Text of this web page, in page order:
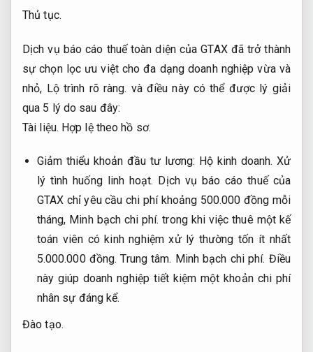
Thủ tục.
Dịch vụ báo cáo thuế toàn diện của GTAX đã trở thành
sự chọn lọc ưu việt cho đa dạng doanh nghiệp vừa và
nhỏ, Lộ trình rõ ràng. và điều này có thể được lý giải
qua 5 lý do sau đây:
Tài liệu. Hợp lệ theo hồ sơ.
Giảm thiểu khoản đầu tư lương: Hộ kinh doanh. Xử
lý tình huống linh hoạt. Dịch vụ báo cáo thuế của
GTAX chỉ yêu cầu chi phí khoảng 500.000 đồng mỗi
tháng, Minh bạch chi phí. trong khi việc thuê một kế
toán viên có kinh nghiệm xử lý thường tốn ít nhất
5.000.000 đồng.Trung tâm. Minh bạch chi phí. Điều
này giúp doanh nghiệp tiết kiệm một khoản chi phí
nhân sự đáng kể.
Đào tạo.